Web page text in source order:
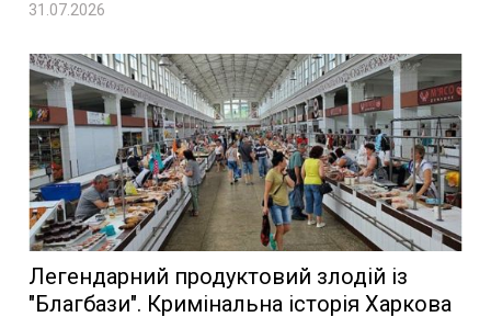
31.07.2026
Легендарний продуктовий злодій із
"Благбази". Кримінальна історія Харкова